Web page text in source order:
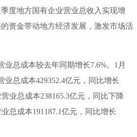
度地方国有企业营业总收入实现增
资金带动地方经济发展，激发市场活
业总成本较去年同期增长7.6%。1月
业总成本429352.4亿元，同比增长
业总成本238165.3亿元，同比下降
总成本191187.1亿元，同比增长